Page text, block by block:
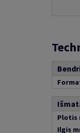
Plotis
Ilgis